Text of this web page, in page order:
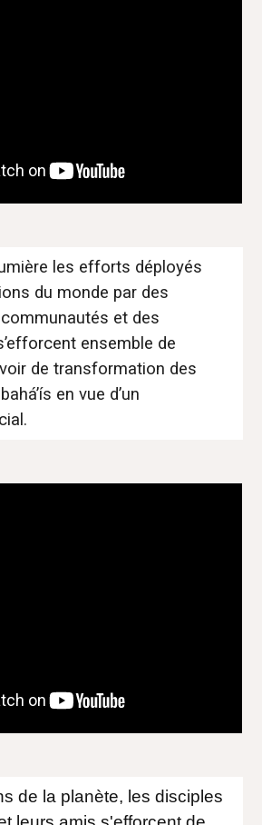
les efforts déployés
du monde par des
et des
ensemble de
de transformation des
en vue d’un
de la planète, les disciples